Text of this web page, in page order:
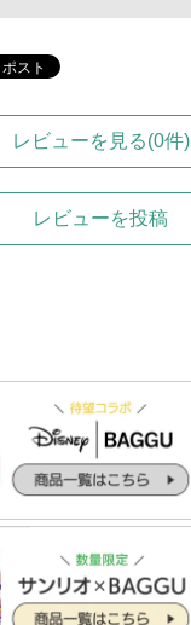
レビューを見る(0件)
レビューを投稿